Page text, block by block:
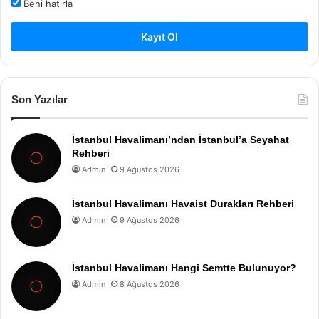
Beni hatırla
Kayıt Ol
Son Yazılar
İstanbul Havalimanı’ndan İstanbul’a Seyahat
Rehberi
Admin 9 Ağustos 2026
İstanbul Havalimanı Havaist Durakları Rehberi
Admin 9 Ağustos 2026
İstanbul Havalimanı Hangi Semtte Bulunuyor?
Admin 8 Ağustos 2026